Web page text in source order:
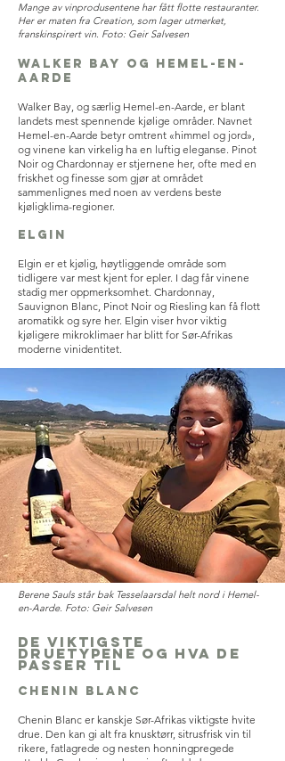
Mange av vinprodusentene har fått flotte restauranter.
Her er maten fra Creation, som lager utmerket,
franskinspirert vin. Foto: Geir Salvesen
Walker Bay og Hemel-en-
Aarde
Walker Bay, og særlig Hemel-en-Aarde, er blant
landets mest spennende kjølige områder. Navnet
Hemel-en-Aarde betyr omtrent «himmel og jord»,
og vinene kan virkelig ha en luftig eleganse. Pinot
Noir og Chardonnay er stjernene her, ofte med en
friskhet og finesse som gjør at området
sammenlignes med noen av verdens beste
kjøligklima-regioner.
Elgin
Elgin er et kjølig, høytliggende område som
tidligere var mest kjent for epler. I dag får vinene
stadig mer oppmerksomhet. Chardonnay,
Sauvignon Blanc, Pinot Noir og Riesling kan få flott
aromatikk og syre her. Elgin viser hvor viktig
kjøligere mikroklimaer har blitt for Sør-Afrikas
moderne vinidentitet.
Berene Sauls står bak Tesselaarsdal helt nord i Hemel-
en-Aarde. Foto: Geir Salvesen
De viktigste
druetypene og hva de
passer til
Chenin Blanc
Chenin Blanc er kanskje Sør-Afrikas viktigste hvite
drue. Den kan gi alt fra knusktørr, sitrusfrisk vin til
rikere, fatlagrede og nesten honningpregede